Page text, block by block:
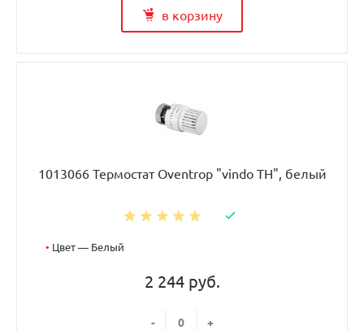
в корзину
1013066 Термостат Oventrop "vindo TH", белый
• Цвет — Белый
2 244 руб.
- +